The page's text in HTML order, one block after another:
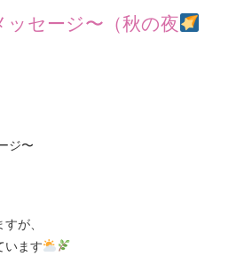
ッセージ〜（秋の夜
ジ〜
が、
います